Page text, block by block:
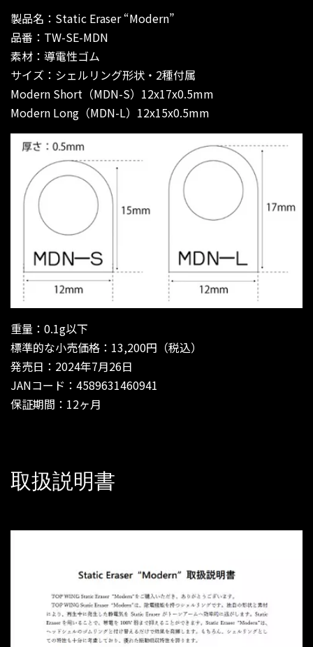
製品名：Static Eraser “Modern”
品番：TW-SE-MDN
素材：導電性ゴム
サイズ：シェルリング形状・2種付属
Modern Short（MDN-S）12x17x0.5mm
Modern Long（MDN-L）12x15x0.5mm
重量：0.1g以下
標準的な小売価格：13,200円（税込）
発売日：2024年7月26日
JANコード：4589631460941
保証期間：12ヶ月
取扱説明書